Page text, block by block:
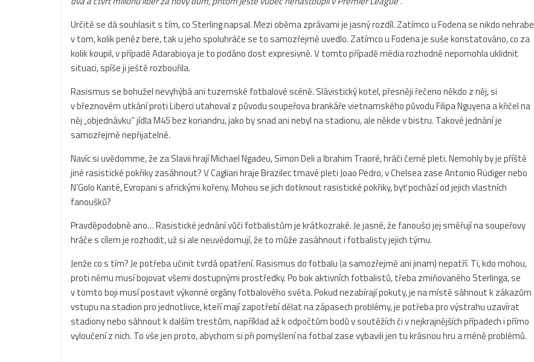
Určitě se dá souhlasit s tím, co Sterling napsal. Mezi oběma zprávami je jasný rozdíl. Zatímco u Fodena se nikdo nehrabe
v tom, kolik peněz bere, tak u jeho spoluhráče se to samozřejmě uvedlo. Zatímco u Fodena je suše konstatováno, co za
kolik koupil, v případě Adarabioya je to podáno dost expresivně. V tomto případě média rozhodně nepomohla uklidnit
situaci, spíše ji ještě rozbouřila.
Rasismus se bohužel nevyhýbá ani tuzemské fotbalové scéně. Slávistický kotel, přesněji řečeno někdo z něj, si
v březnovém utkání proti Liberci utahoval z původu soupeřova brankáře vietnamského původu Filipa Nguyena a křičel na
něj „objednávku“ jídla M45 bez koriandru, jako by snad ani nebyl na stadionu, ale někde v bistru. Takové jednání je
samozřejmě nepřijatelné.
Navíc si uvědomme, že za Slavii hrají Michael Ngadeu, Simon Deli a Ibrahim Traoré, hráči černé pleti. Nemohly by je příště
jiné rasistické pokřiky zasáhnout? V Cagliari hraje Brazilec tmavé pleti Joao Pedro, v Chelsea zase Antonio Rüdiger nebo
N’Golo Kanté, Evropani s africkými kořeny. Mohou se jich dotknout rasistické pokřiky, byť pochází od jejich vlastních
fanoušků?
Pravděpodobně ano… Rasistické jednání vůči fotbalistům je krátkozraké. Je jasné, že fanoušci jej směřují na soupeřovy
hráče s cílem je rozhodit, už si ale neuvědomují, že to může zasáhnout i fotbalisty jejich týmu.
Jenže co s tím? Je potřeba učinit tvrdá opatření. Rasismus do fotbalu (a samozřejmě ani jinam) nepatří. Ti, kdo mohou,
proti němu musí bojovat všemi dostupnými prostředky. Po bok aktivních fotbalistů, třeba zmiňovaného Sterlinga, se
v tomto boji musí postavit výkonné orgány fotbalového světa. Pokud nezabírají pokuty, je na místě sáhnout k zákazům
vstupu na stadion pro jednotlivce, kteří mají zapotřebí dělat na zápasech problémy, je potřeba pro výstrahu uzavírat
stadiony nebo sáhnout k dalším trestům, například až k odpočtům bodů v soutěžích či v nejkrajnějších případech i přímo
vyloučení z nich. To vše jen proto, abychom si při pomyšlení na fotbal zase vybavili jen tu krásnou hru a méně problémů.